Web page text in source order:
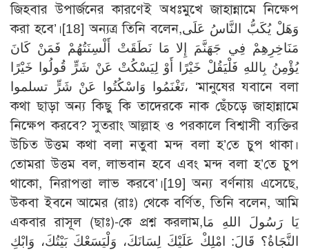
জিহবার উপার্জনের কারণেই অধঃমুখে জাহান্নামে নিক্ষেপ
করা হবে’।[18] অন্যত্র তিনি বলেন,وَهَلْ يُكَبُّ النَّاسُ عَلَى
مَنَاخِرِهِمْ فِي جَهَنَّمَ إِلا مَا نَطَقَتْ أَلْسِنَتُهُمْ فَمَنْ كَانَ
يُؤْمِنُ بِاللهِ فَلْيَقُلْ خَيْرًا أَوْ لِيَسْكُتْ عَنْ شَرٍّ قُولُوا خَيْرًا
تَغْنَمُوا وَاسْكُتُوا عَنْ شَرٍّ تسلموا، ‘মানুষের যবানে বলা
কথা ছাড়া অন্য কিছু কি তাদেরকে নাক ছেঁচড়ে জাহান্নামে
নিক্ষেপ করবে? সুতরাং আল্লাহ ও পরকালে বিশ্বাসী ব্যক্তির
উচিত উত্তম কথা বলা নতুবা মন্দ বলা হ’তে চুপ থাকা।
তোমরা উত্তম বল, লাভবান হবে এবং মন্দ বলা হ’তে চুপ
থাকো, নিরাপত্তা লাভ করবে’।[19] অন্য বর্ণনায় এসেছে,
উকবা ইবনে আমের (রাঃ) থেকে বর্ণিত, তিনি বলেন, আমি
একবার রাসূল (ছাঃ)-কে প্রশ্ন করলাম,يَا رَسُولَ اللهِ مَا
النَّجَاةُ؟ قَالَ: امْلِكْ عَلَيْكَ لِسَانَكَ، وَلْيَسَعْكَ بَيْتُكَ، وَابْكِ